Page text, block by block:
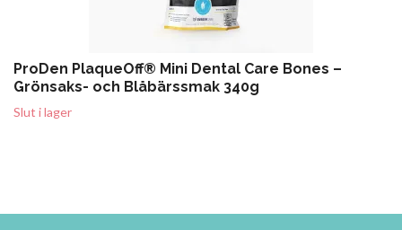
ProDen PlaqueOff® Mini Dental Care Bones –
Grönsaks- och Blåbärssmak 340g
Slut i lager